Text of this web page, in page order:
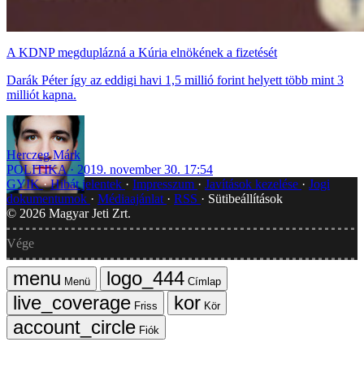
A KDNP megduplázná a Kúria elnökének a fizetését
Darák Péter így az eddigi havi 1,5 millió forint helyett több mint 3
milliót kapna.
Herczeg Márk
POLITIKA
2019. november 30. 17:54
GYIK Hibát jelentek Impresszum Javítások kezelése
Jogi
dokumentumok
Médiaajánlat RSS
Sütibeállítások
© 2026 Magyar Jeti Zrt.
Vége
Menü
Címlap
Friss
Kör
Fiók